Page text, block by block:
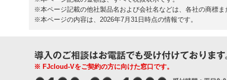
※本ページ記載の他社製品名および会社名などは、各社の商標ま
※本ページの内容は、2026年7月31日時点の情報です。
※ FJcloud-Vをご契約の方に向けた窓口です。